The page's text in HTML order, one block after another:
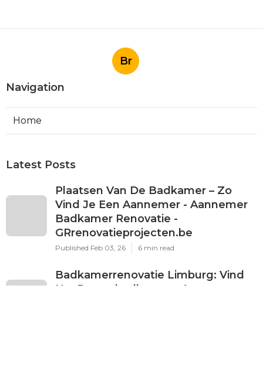
Br
Navigation
Home
Latest Posts
Plaatsen Van De Badkamer – Zo
Vind Je Een Aannemer - Aannemer
Badkamer Renovatie -
GRrenovatieprojecten.be
Published Feb 03, 26 6 min read
Badkamerrenovatie Limburg: Vind
Uw Droombadkamer - Aannemer